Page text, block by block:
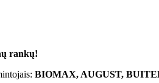
rankų!
BIOMAX, AUGUST,